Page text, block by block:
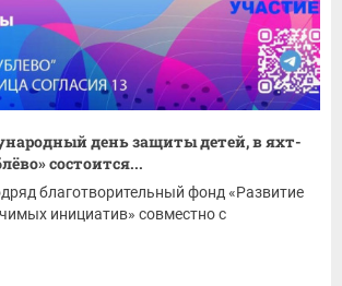
день защиты детей, в яхт-
состоится...
благотворительный фонд «Развитие
инициатив» совместно с